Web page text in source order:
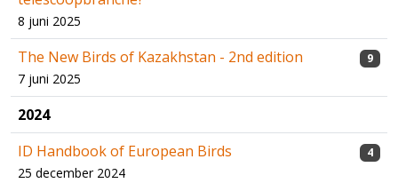
8 juni 2025
The New Birds of Kazakhstan - 2nd edition
7 juni 2025
9
2024
ID Handbook of European Birds
25 december 2024
4